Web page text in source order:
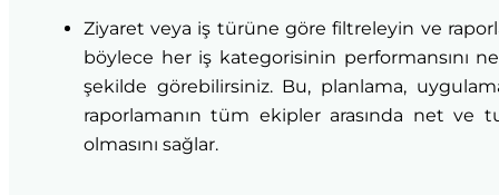
Ziyaret veya iş türüne göre filtreleyin ve
böylece her iş kategorisinin performansını
şekilde görebilirsiniz. Bu, planlama,
raporlamanın tüm ekipler arasında net ve
olmasını sağlar.